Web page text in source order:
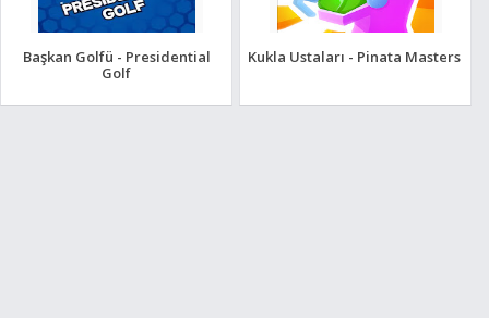
Başkan Golfü - Presidential
Golf
Kukla Ustaları - Pinata Masters